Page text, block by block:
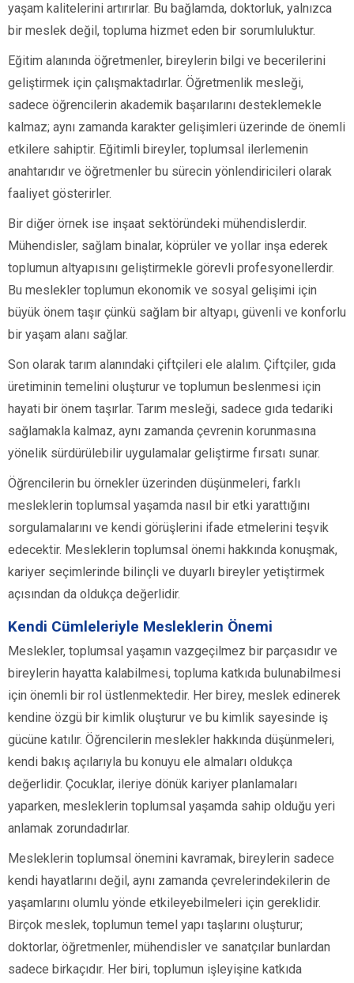
yaşam kalitelerini artırırlar. Bu bağlamda, doktorluk, yalnızca
bir meslek değil, topluma hizmet eden bir sorumluluktur.
Eğitim alanında öğretmenler, bireylerin bilgi ve becerilerini
geliştirmek için çalışmaktadırlar. Öğretmenlik mesleği,
sadece öğrencilerin akademik başarılarını desteklemekle
kalmaz; aynı zamanda karakter gelişimleri üzerinde de önemli
etkilere sahiptir. Eğitimli bireyler, toplumsal ilerlemenin
anahtarıdır ve öğretmenler bu sürecin yönlendiricileri olarak
faaliyet gösterirler.
Bir diğer örnek ise inşaat sektöründeki mühendislerdir.
Mühendisler, sağlam binalar, köprüler ve yollar inşa ederek
toplumun altyapısını geliştirmekle görevli profesyonellerdir.
Bu meslekler toplumun ekonomik ve sosyal gelişimi için
büyük önem taşır çünkü sağlam bir altyapı, güvenli ve konforlu
bir yaşam alanı sağlar.
Son olarak tarım alanındaki çiftçileri ele alalım. Çiftçiler, gıda
üretiminin temelini oluşturur ve toplumun beslenmesi için
hayati bir önem taşırlar. Tarım mesleği, sadece gıda tedariki
sağlamakla kalmaz, aynı zamanda çevrenin korunmasına
yönelik sürdürülebilir uygulamalar geliştirme fırsatı sunar.
Öğrencilerin bu örnekler üzerinden düşünmeleri, farklı
mesleklerin toplumsal yaşamda nasıl bir etki yarattığını
sorgulamalarını ve kendi görüşlerini ifade etmelerini teşvik
edecektir. Mesleklerin toplumsal önemi hakkında konuşmak,
kariyer seçimlerinde bilinçli ve duyarlı bireyler yetiştirmek
açısından da oldukça değerlidir.
Kendi Cümleleriyle Mesleklerin Önemi
Meslekler, toplumsal yaşamın vazgeçilmez bir parçasıdır ve
bireylerin hayatta kalabilmesi, topluma katkıda bulunabilmesi
için önemli bir rol üstlenmektedir. Her birey, meslek edinerek
kendine özgü bir kimlik oluşturur ve bu kimlik sayesinde iş
gücüne katılır. Öğrencilerin meslekler hakkında düşünmeleri,
kendi bakış açılarıyla bu konuyu ele almaları oldukça
değerlidir. Çocuklar, ileriye dönük kariyer planlamaları
yaparken, mesleklerin toplumsal yaşamda sahip olduğu yeri
anlamak zorundadırlar.
Mesleklerin toplumsal önemini kavramak, bireylerin sadece
kendi hayatlarını değil, aynı zamanda çevrelerindekilerin de
yaşamlarını olumlu yönde etkileyebilmeleri için gereklidir.
Birçok meslek, toplumun temel yapı taşlarını oluşturur;
doktorlar, öğretmenler, mühendisler ve sanatçılar bunlardan
sadece birkaçıdır. Her biri, toplumun işleyişine katkıda